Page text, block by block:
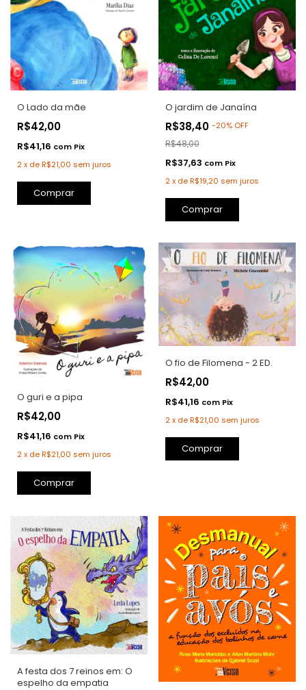
O Lado da mãe
R$42,00
R$41,16 com Pix
2x deR$21,00 sem juros
Comprar
O jardim de Janaína
R$38,40 -20% OFF
R$48,00
R$37,63 com Pix
2 x deR$19,20 sem juros
O guri e a pipa
R$42,00
R$41,16 com Pix
2x deR$21,00 sem juros
O fio de Filomena - 2 ED.
R$42,00
R$41,16 com Pix
2 x deR$21,00 sem juros
A festa dos 7 reinos em: O
espelho da empatia